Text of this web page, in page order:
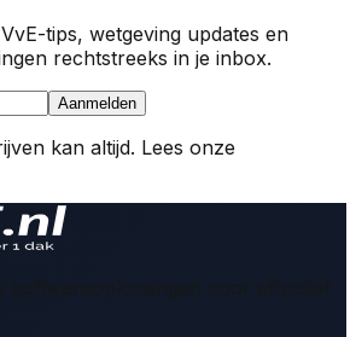
tips, wetgeving updates en
rechtstreeks in je inbox.
Aanmelden
kan altijd. Lees onze